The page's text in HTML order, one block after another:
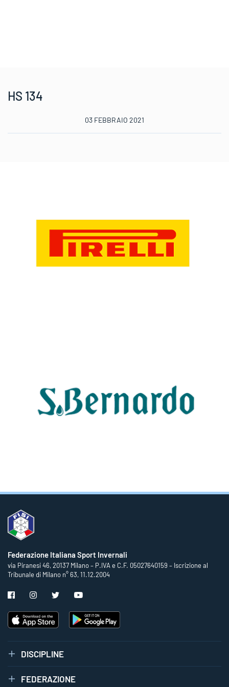
HS 134
03 FEBBRAIO 2021
Federazione Italiana Sport Invernali
via Piranesi 46, 20137 Milano – P.IVA e C.F. 05027640159 – Iscrizione al
Tribunale di Milano n° 63, 11.12.2004
DISCIPLINE
FEDERAZIONE